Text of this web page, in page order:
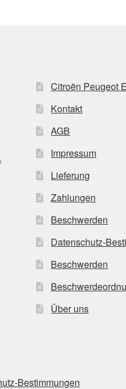
Citroën Peugeot
Kontakt
AGB
Impressum
Lieferung
Zahlungen
Beschwerden
Datenschutz-
Beschwerden
Über uns
Bestimmungen